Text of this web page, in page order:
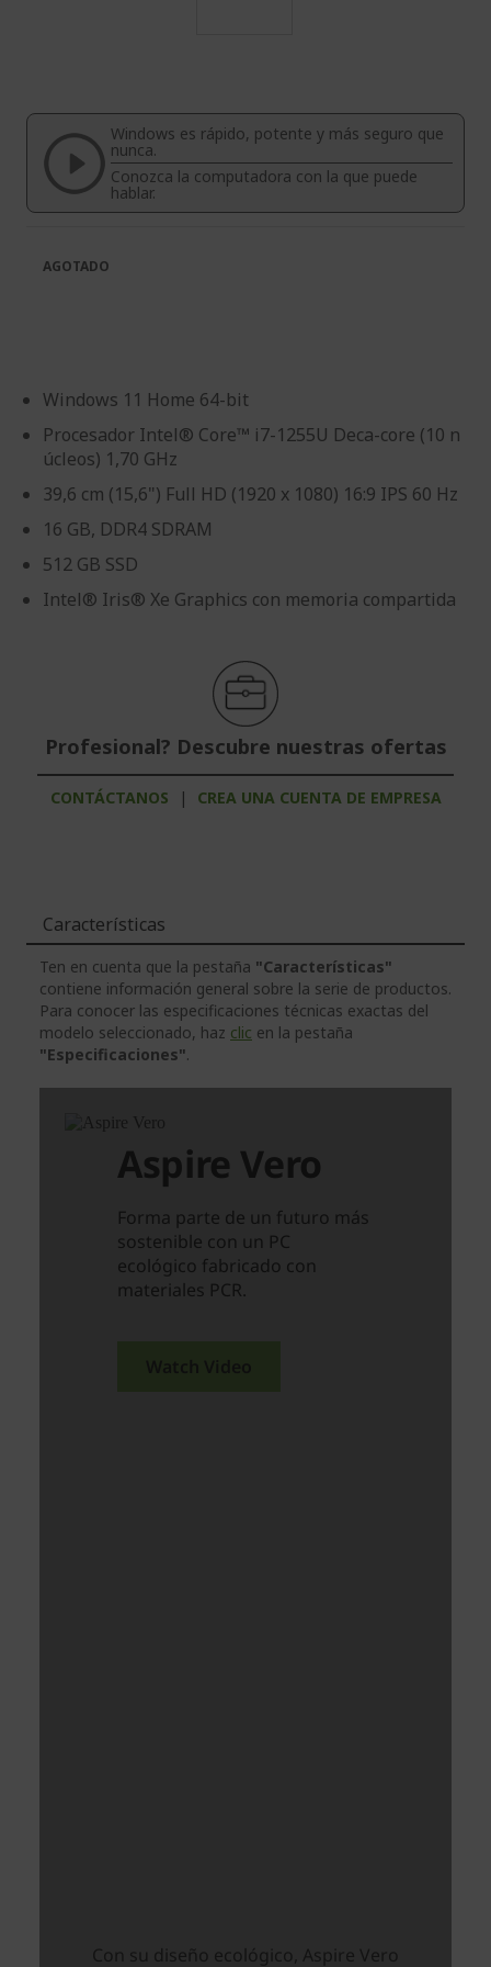
de
galería
imágenes
Windows es rápido, potente y más seguro que
nunca.
Conozca la computadora con la que puede
hablar.
Windows 11 Home 64-bit
Procesador Intel® Core™ i7-1255U Deca-core (10 n
úcleos) 1,70 GHz
39,6 cm (15,6") Full HD (1920 x 1080) 16:9 IPS 60 Hz
16 GB, DDR4 SDRAM
512 GB SSD
Intel® Iris® Xe Graphics con memoria compartida
Profesional? Descubre nuestras ofertas
CONTÁCTANOS | CREA UNA CUENTA DE EMPRESA
AGOTADO
Características
Ten en cuenta que la pestaña "Características"
contiene información general sobre la serie de productos.
Para conocer las especificaciones técnicas exactas del
modelo seleccionado, haz clic en la pestaña
"Especificaciones".